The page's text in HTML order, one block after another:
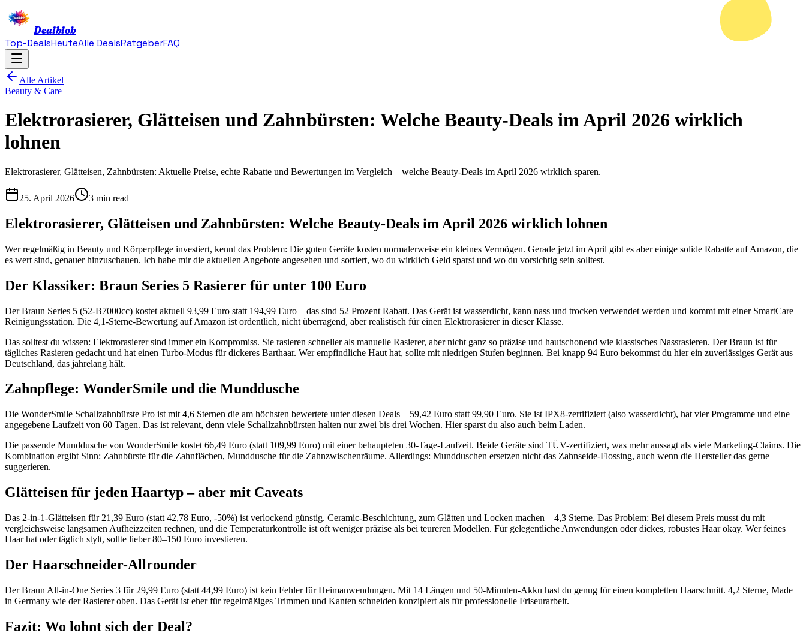
Dealblob
Top-DealsHeuteAlle DealsRatgeberFAQ
Alle Artikel
Beauty & Care
Elektrorasierer, Glätteisen und Zahnbürsten: Welche Beauty-Deals im April 2026 wirklich
lohnen
Elektrorasierer, Glätteisen, Zahnbürsten: Aktuelle Preise, echte Rabatte und Bewertungen im Vergleich – welche Beauty-Deals im April 2026 wirklich sparen.
25. April 2026 3 min read
Elektrorasierer, Glätteisen und Zahnbürsten: Welche Beauty-Deals im April 2026 wirklich lohnen
Wer regelmäßig in Beauty und Körperpflege investiert, kennt das Problem: Die guten Geräte kosten normalerweise ein kleines Vermögen. Gerade jetzt im April gibt es aber einige solide Rabatte auf Amazon, die
es wert sind, genauer hinzuschauen. Ich habe mir die aktuellen Angebote angesehen und sortiert, wo du wirklich Geld sparst und wo du vorsichtig sein solltest.
Der Klassiker: Braun Series 5 Rasierer für unter 100 Euro
Der Braun Series 5 (52-B7000cc) kostet aktuell 93,99 Euro statt 194,99 Euro – das sind 52 Prozent Rabatt. Das Gerät ist wasserdicht, kann nass und trocken verwendet werden und kommt mit einer SmartCare
Reinigungsstation. Die 4,1-Sterne-Bewertung auf Amazon ist ordentlich, nicht überragend, aber realistisch für einen Elektrorasierer in dieser Klasse.
Das solltest du wissen: Elektrorasierer sind immer ein Kompromiss. Sie rasieren schneller als manuelle Rasierer, aber nicht ganz so präzise und hautschonend wie klassisches Nassrasieren. Der Braun ist für
tägliches Rasieren gedacht und hat einen Turbo-Modus für dickeres Barthaar. Wer empfindliche Haut hat, sollte mit niedrigen Stufen beginnen. Bei knapp 94 Euro bekommst du hier ein zuverlässiges Gerät aus
Deutschland, das jahrelang hält.
Zahnpflege: WonderSmile und die Munddusche
Die WonderSmile Schallzahnbürste Pro ist mit 4,6 Sternen die am höchsten bewertete unter diesen Deals – 59,42 Euro statt 99,90 Euro. Sie ist IPX8-zertifiziert (also wasserdicht), hat vier Programme und eine
angegebene Laufzeit von 60 Tagen. Das ist relevant, denn viele Schallzahnbürsten halten nur zwei bis drei Wochen. Hier sparst du also auch beim Laden.
Die passende Munddusche von WonderSmile kostet 66,49 Euro (statt 109,99 Euro) mit einer behaupteten 30-Tage-Laufzeit. Beide Geräte sind TÜV-zertifiziert, was mehr aussagt als viele Marketing-Claims. Die
Kombination ergibt Sinn: Zahnbürste für die Zahnflächen, Munddusche für die Zahnzwischenräume. Allerdings: Mundduschen ersetzen nicht das Zahnseide-Flossing, auch wenn die Hersteller das gerne
suggerieren.
Glätteisen für jeden Haartyp – aber mit Caveats
Das 2-in-1-Glätteisen für 21,39 Euro (statt 42,78 Euro, -50%) ist verlockend günstig. Ceramic-Beschichtung, zum Glätten und Locken machen – 4,3 Sterne. Das Problem: Bei diesem Preis musst du mit
vergleichsweise langsamen Aufheizzeiten rechnen, und die Temperaturkontrolle ist oft weniger präzise als bei teureren Modellen. Für gelegentliche Anwendungen oder dickes, robustes Haar okay. Wer feines
Haar hat oder täglich stylt, sollte lieber 80–150 Euro investieren.
Der Haarschneider-Allrounder
Der Braun All-in-One Series 3 für 29,99 Euro (statt 44,99 Euro) ist kein Fehler für Heimanwendungen. Mit 14 Längen und 50-Minuten-Akku hast du genug für einen kompletten Haarschnitt. 4,2 Sterne, Made
in Germany wie der Rasierer oben. Das Gerät ist eher für regelmäßiges Trimmen und Kanten schneiden konzipiert als für professionelle Friseurarbeit.
Fazit: Wo lohnt sich der Deal?